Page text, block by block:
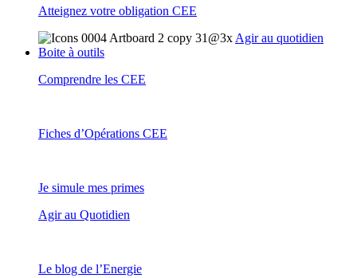
Atteignez votre obligation CEE
Agir au quotidien
Boite à outils
Comprendre les CEE
Fiches d’Opérations CEE
Je simule mes primes
Agir au Quotidien
Le blog de l’Energie